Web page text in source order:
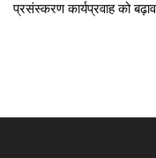
प्रसंस्करण कार्यप्रवाह को